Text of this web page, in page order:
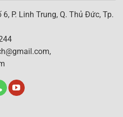
P. Linh Trung, Q. Thủ Đức, Tp.